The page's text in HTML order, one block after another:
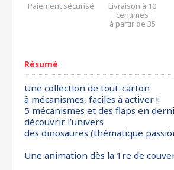
Paiement sécurisé
Livraison à 10
centimes
à partir de 35
Résumé
Une collection de tout-carton
à mécanismes, faciles à activer !
5 mécanismes et des flaps en
découvrir l’univers
des dinosaures (thématique
Une animation dès la 1re de